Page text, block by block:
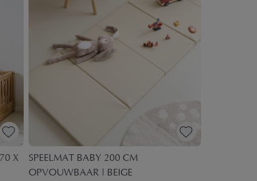
X
SPEELMAT BABY 200 CM
OPVOUWBAAR | BEIGE